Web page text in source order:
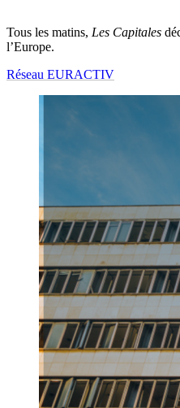
Tous les matins, Les Capitales
l’Europe.
Réseau EURACTIV